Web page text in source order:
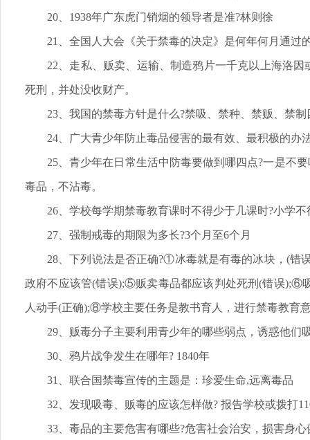
20、1938年广东虎门销烟的领导者是准?林则徐
21、全国人大会《关于禁毒的决定》是何年何月通过
22、走私、贩卖、运输、制造鸦片一千克以上海洛
死刑，并处没收财产。
23、我国的禁毒方针是什么?禁吸、禁种、禁贩、禁
24、广大青少年防止毒品侵害的最有效、最积极的办
25、青少年在日常生活中防毒要做到哪四点?一是不
毒品，不沾毒。
26、学校每学期禁毒教育课时不得少于几课时?小学
27、强制戒毒的期限为多长?3个月至6个月
28、下列说法是否正确?①冰毒就是有毒的冰块，(
政府不应该管(错误);⑤贩卖毒品都应该判处死刑(错误);⑥
人动手(正确);⑧学校主要任务是教书育人，进行禁毒教
29、贩毒分子主要利用青少年的哪些弱点，诱惑他们
30、鸦片战争发生在哪年? 1840年
31、联合国禁毒宣传的主题是：珍爱生命,远离毒品
32、发现吸毒、贩毒的应该怎样做? 报告学校或拨打
33、毒品的主要危害有哪些?危害社会治安，损害身